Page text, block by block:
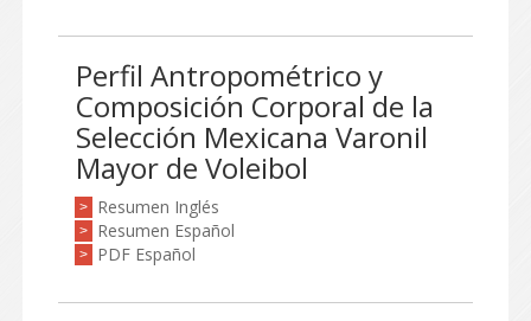
Perfil Antropométrico y
Composición Corporal de la
Selección Mexicana Varonil
Mayor de Voleibol
> Resumen Inglés
> Resumen Español
> PDF Español